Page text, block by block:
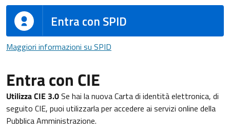
Entra con SPID
Maggiori informazioni su SPID
Entra con CIE
Utilizza CIE 3.0Se hai la nuova Carta di identità elettronica, di
seguito CIE, puoi utilizzarla per accedere ai servizi online della
Pubblica Amministrazione.